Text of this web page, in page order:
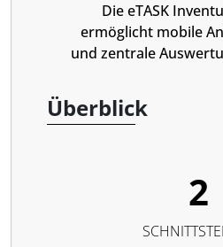
Die eTASK
ermöglicht mobile
und zentrale
Überblick
2